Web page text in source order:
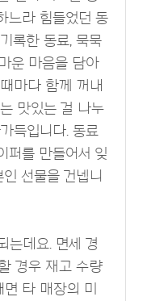
느라 힘들었던 동
록한 동료, 묵묵
운 마음을 담아
마다 함께 꺼내
맛있는 걸 나누
득입니다. 동료
퍼를 만들어서 잊
선물을 건넵니
는데요. 면세 경
경우 재고 수량
타 매장의 미